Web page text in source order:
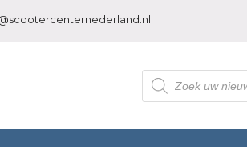
Producten
zoeken